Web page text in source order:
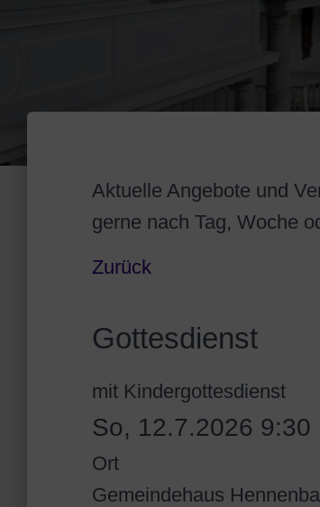
Aktuelle Angebote und
gerne nach Tag, Woche
Zurück
Gottesdienst
mit Kindergottesdienst
So, 12.7.2026 9:30
Ort
Gemeindehaus